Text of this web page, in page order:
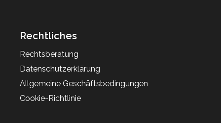
Rechtliches
Rechtsberatung
Datenschutzerklärung
Allgemeine Geschäftsbedingungen
Cookie-Richtlinie